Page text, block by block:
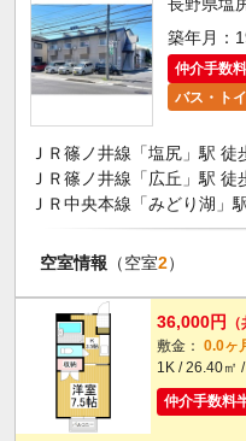
長野県塩
築年月：
仲介手数
バス・ト
ＪＲ篠ノ井線「塩尻」駅 徒
ＪＲ篠ノ井線「広丘」駅 徒
ＪＲ中央本線「みどり湖」
空室情報 （空室2）
36,000円
敷金： 0.0ヶ
1K / 26.40㎡
仲介手数料